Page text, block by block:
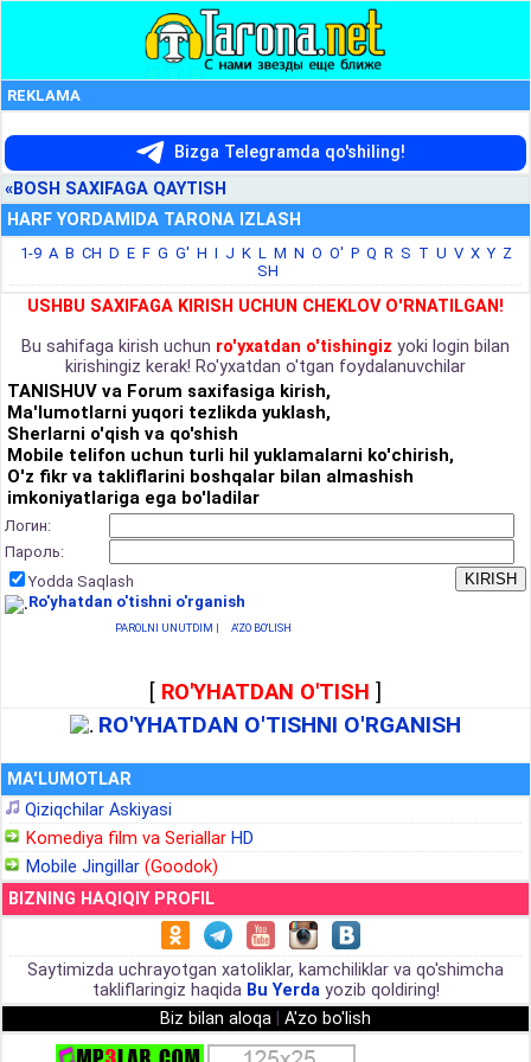
REKLAMA
Bizga Telegramda qo'shiling!
«BOSH SAXIFAGA QAYTISH
HARF YORDAMIDA TARONA IZLASH
1-9 A B CH D E F G G' H I J K L M N O O' P Q R S T U V X Y Z
SH
USHBU SAXIFAGA KIRISH UCHUN CHEKLOV O'RNATILGAN!
Bu sahifaga kirish uchun ro'yxatdan o'tishingiz yoki login bilan
kirishingiz kerak! Ro'yxatdan o'tgan foydalanuvchilar
TANISHUV va Forum saxifasiga kirish,
Ma'lumotlarni yuqori tezlikda yuklash,
Sherlarni o'qish va qo'shish
Mobile telifon uchun turli hil yuklamalarni ko'chirish,
O'z fikr va takliflarini boshqalar bilan almashish
imkoniyatlariga ega bo'ladilar
Логин:
Пароль:
Yodda Saqlash
Ro'yhatdan o'tishni o'rganish
PAROLNI UNUTDIM | A'ZO BO'LISH
[ RO'YHATDAN O'TISH ]
RO'YHATDAN O'TISHNI O'RGANISH
MA'LUMOTLAR
Qiziqchilar Askiyasi
Komediya film va Seriallar HD
Mobile Jingillar (Goodok)
BIZNING HAQIQIY PROFIL
Saytimizda uchrayotgan xatoliklar, kamchiliklar va qo'shimcha
takliflaringiz haqida Bu Yerdayozib qoldiring!
Biz bilan aloqa
A'zo bo'lish